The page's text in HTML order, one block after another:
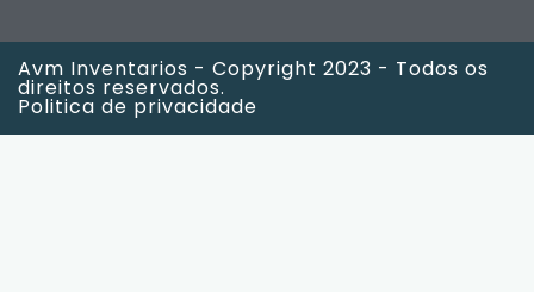
Avm Inventarios - Copyright 2023 - Todos os
direitos reservados.
Politica de privacidade